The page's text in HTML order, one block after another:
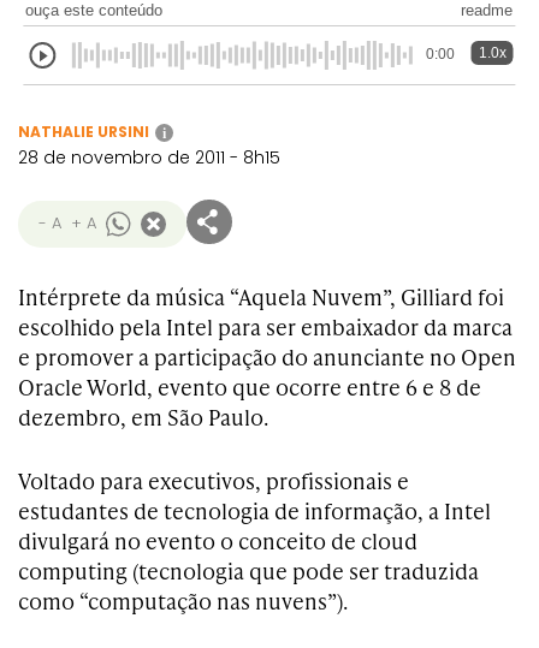
ouça este conteúdo readme
0:00 1.0x
NATHALIE URSINI i
28 de novembro de 2011 - 8h15
- A + A
Intérprete da música “Aquela Nuvem”, Gilliard foi
escolhido pela Intel para ser embaixador da marca
e promover a participação do anunciante no Open
Oracle World, evento que ocorre entre 6 e 8 de
dezembro, em São Paulo.
Voltado para executivos, profissionais e
estudantes de tecnologia de informação, a Intel
divulgará no evento o conceito de cloud
computing (tecnologia que pode ser traduzida
como “computação nas nuvens”).